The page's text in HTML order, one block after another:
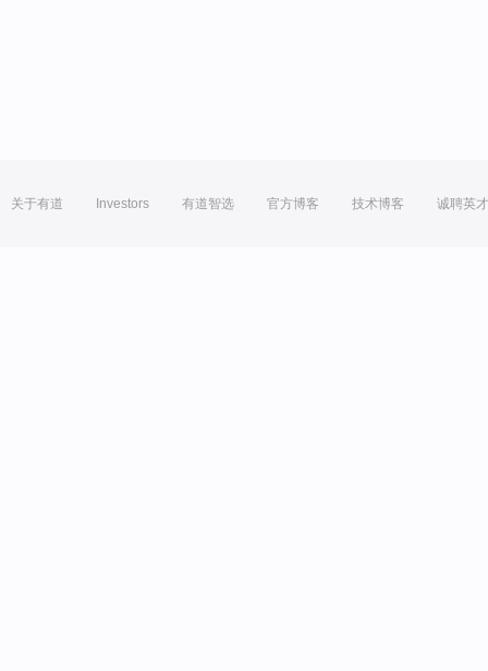
关于有道 Investors 有道智选 官方博客 技术博客 诚聘英才